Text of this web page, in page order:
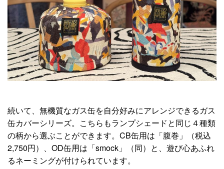
続いて、無機質なガス缶を自分好みにアレンジできるガス
缶カバーシリーズ。こちらもランプシェードと同じ４種類
の柄から選ぶことができます。CB缶用は「腹巻」（税込
2,750円）、OD缶用は「smock」（同）と、遊び心あふれ
るネーミングが付けられています。